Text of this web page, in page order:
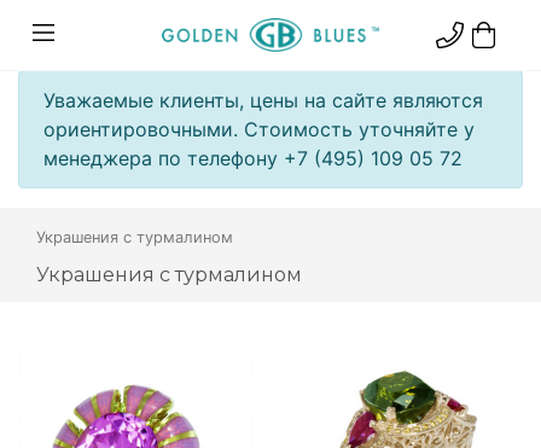
Уважаемые клиенты, цены на сайте являются
ориентировочными. Стоимость уточняйте у
менеджера по телефону +7 (495) 109 05 72
Украшения с турмалином
Украшения с турмалином